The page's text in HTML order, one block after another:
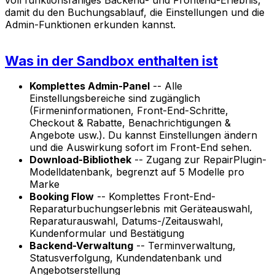
damit du den Buchungsablauf, die Einstellungen und die
Admin-Funktionen erkunden kannst.
Was in der Sandbox enthalten ist
Komplettes Admin-Panel -- Alle
Einstellungsbereiche sind zugänglich
(Firmeninformationen, Front-End-Schritte,
Checkout & Rabatte, Benachrichtigungen &
Angebote usw.). Du kannst Einstellungen ändern
und die Auswirkung sofort im Front-End sehen.
Download-Bibliothek -- Zugang zur RepairPlugin-
Modelldatenbank, begrenzt auf 5 Modelle pro
Marke
Booking Flow -- Komplettes Front-End-
Reparaturbuchungserlebnis mit Geräteauswahl,
Reparaturauswahl, Datums-/Zeitauswahl,
Kundenformular und Bestätigung
Backend-Verwaltung -- Terminverwaltung,
Statusverfolgung, Kundendatenbank und
Angebotserstellung